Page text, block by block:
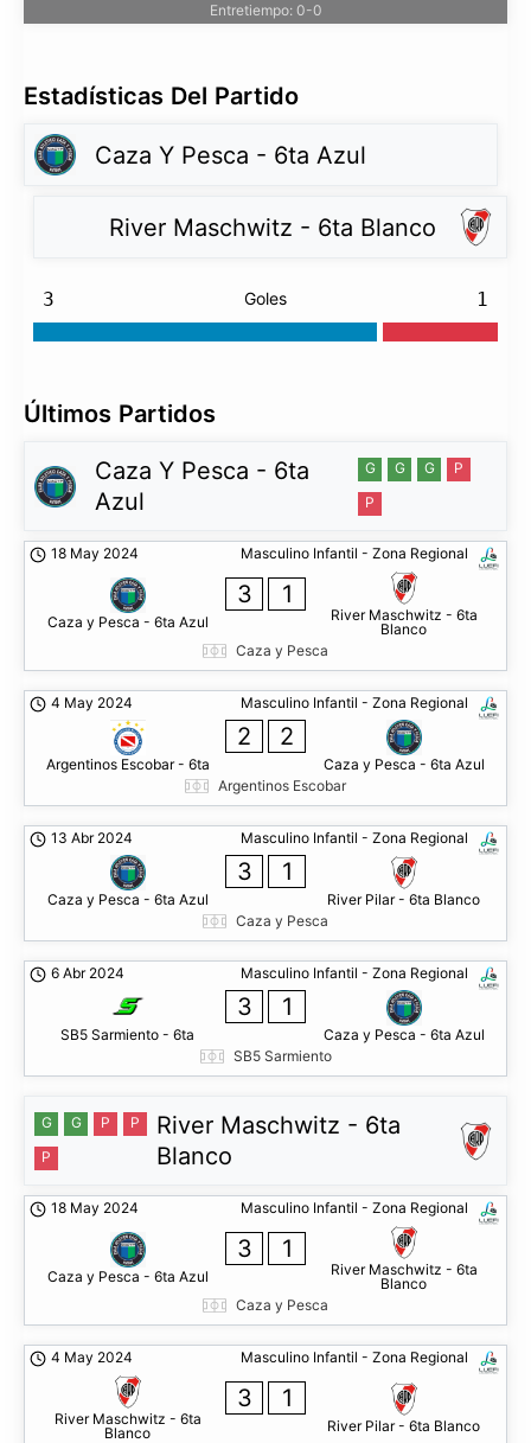
Entretiempo: 0-0
Estadísticas Del Partido
Caza Y Pesca - 6ta Azul
River Maschwitz - 6ta Blanco
3 Goles 1
Últimos Partidos
Caza Y Pesca - 6ta
Azul
G G G
P
P
Masculino Infantil - Zona Regional
18 May 2024
Caza y Pesca - 6ta Azul
3 1
River Maschwitz - 6ta
Blanco
Caza y Pesca
Masculino Infantil - Zona Regional
4 May 2024
Argentinos Escobar - 6ta
2 2
Caza y Pesca - 6ta Azul
Argentinos Escobar
Masculino Infantil - Zona Regional
13 Abr 2024
Caza y Pesca - 6ta Azul
3 1
River Pilar - 6ta Blanco
Caza y Pesca
Masculino Infantil - Zona Regional
6 Abr 2024
SB5 Sarmiento - 6ta
3 1
Caza y Pesca - 6ta Azul
SB5 Sarmiento
River Maschwitz - 6ta
Blanco
G G P
P
P
Masculino Infantil - Zona Regional
18 May 2024
Caza y Pesca - 6ta Azul
3 1
River Maschwitz - 6ta
Blanco
Caza y Pesca
Masculino Infantil - Zona Regional
4 May 2024
River Maschwitz - 6ta
Blanco
3 1
River Pilar - 6ta Blanco